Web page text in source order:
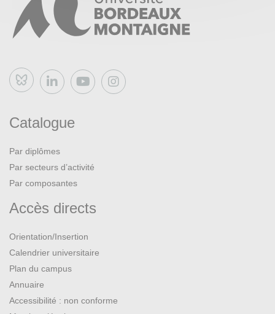
Bluesky
Catalogue
Par diplômes
Par secteurs d’activité
Par composantes
Accès directs
Orientation/Insertion
Calendrier universitaire
Plan du campus
Annuaire
Accessibilité : non conforme